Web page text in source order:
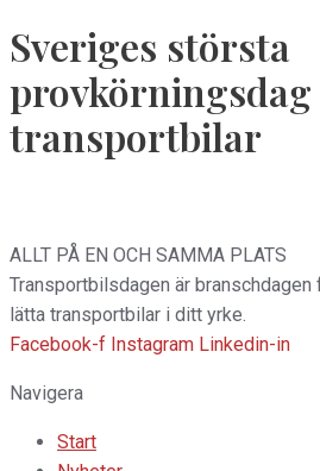
Sveriges största
transportbilar
ALLT PÅ EN OCH SAMMA PLATS
Transportbilsdagen är
lätta transportbilar i ditt yrke.
Facebook-f Instagram Linkedin-in
Navigera
Start